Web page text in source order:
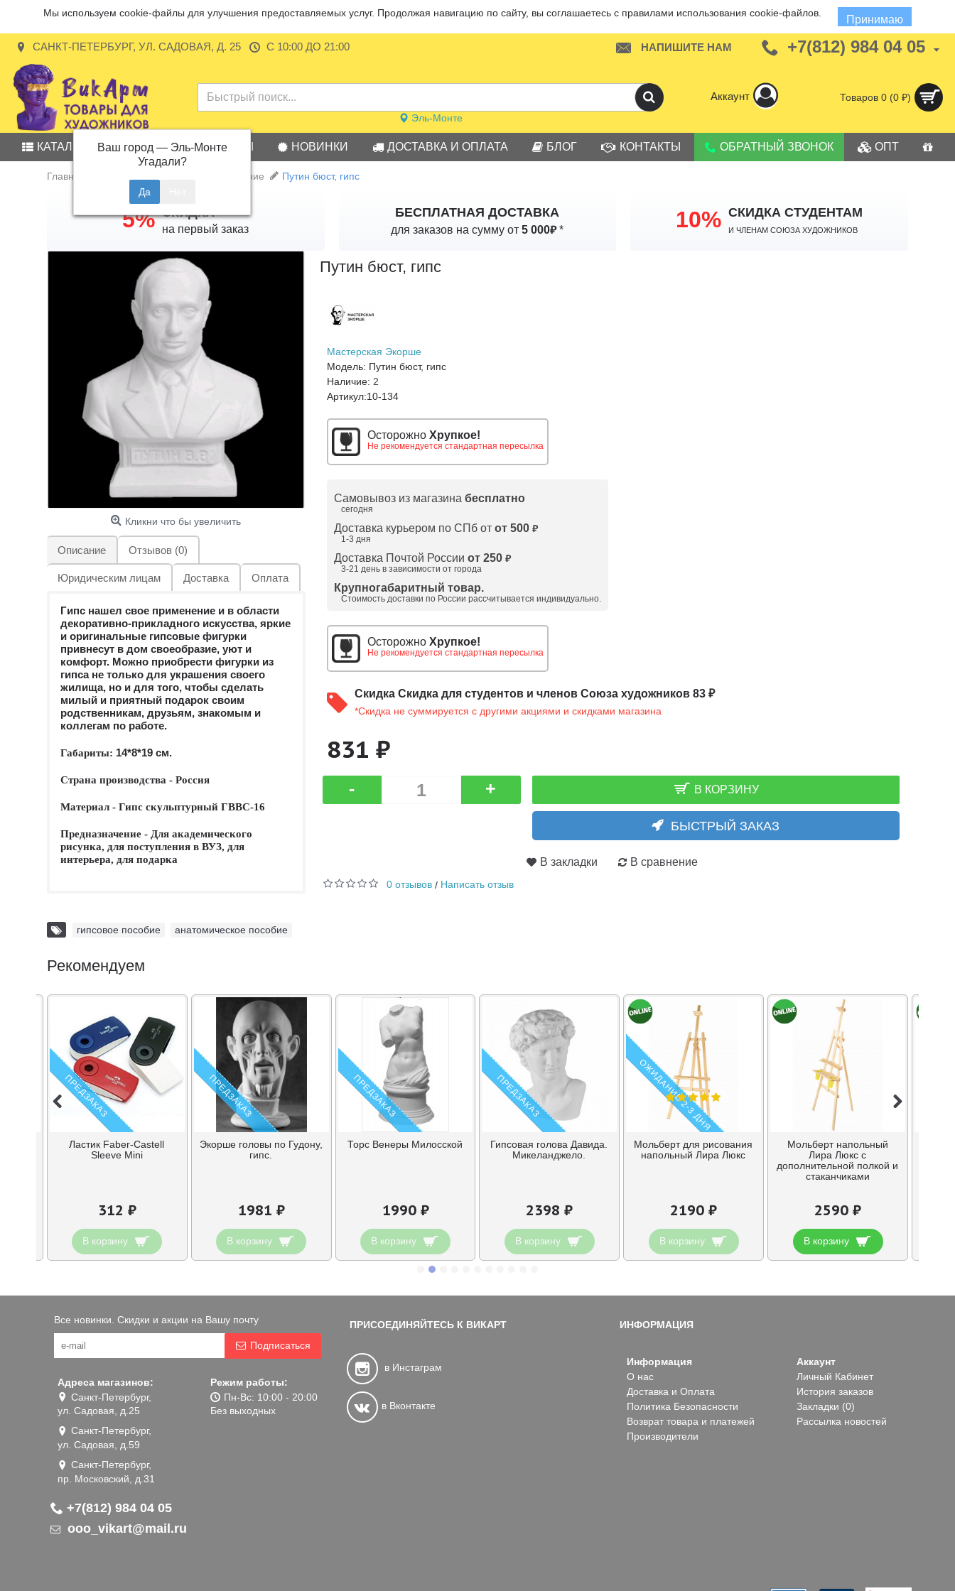
Мы используем cookie-файлы для улучшения предоставляемых услуг. Продолжая навигацию по сайту, вы соглашаетесь с правилами использования cookie-файлов.
Принимаю
САНКТ-ПЕТЕРБУРГ, УЛ. САДОВАЯ, Д. 25 С 10:00 ДО 21:00 НАПИШИТЕ НАМ +7(812) 984 04 05
Эль-Монте
Ваш город — Эль-Монте
Угадали?
Аккаунт Товаров 0 (0 ₽)
КАТАЛОГ АКЦИИ БРЕНДЫ НОВИНКИ ДОСТАВКА И ОПЛАТА БЛОГ КОНТАКТЫ ОБРАТНЫЙ ЗВОНОК ОПТ
Главная Учебные пособия и оборудование Путин бюст, гипс
5% СКИДКА
на первый заказ
БЕСПЛАТНАЯ ДОСТАВКА
для заказов на сумму от5 000₽* 10% СКИДКА СТУДЕНТАМ
И членам Союза Художников
Кликни что бы увеличить
Описание Отзывов (0)
Юридическим лицам Доставка Оплата
Гипс нашел свое применение и в области
декоративно-прикладного искусства, яркие
и оригинальные гипсовые фигурки
привнесут в дом своеобразие, уют и
комфорт. Можно приобрести фигурки из
гипса не только для украшения своего
жилища, но и для того, чтобы сделать
милый и приятный подарок своим
родственникам, друзьям, знакомым и
коллегам по работе.
Габариты: 14*8*19 см.
Страна производства - Россия
Материал - Гипс скульптурный ГВВС-16
Предназначение - Для академического
рисунка, для поступления в ВУЗ, для
интерьера, для подарка
Путин бюст, гипс
Мастерская Экорше
Модель: Путин бюст, гипс
Наличие: 2
Артикул:10-134
Осторожно Хрупкое!
Не рекомендуется стандартная пересылка
Самовывоз из магазина бесплатно
сегодня
Доставка курьером по СПб от от 500 ₽
1-3 дня
Доставка Почтой России от 250 ₽
3-21 день в зависимости от города
Крупногабаритный товар.
Стоимость доставки по России рассчитывается индивидуально.
Осторожно Хрупкое!
Не рекомендуется стандартная пересылка
Скидка Скидка для студентов и членов Союза художников 83 ₽
*Скидка не суммируется с другими акциями и скидками магазина
831 ₽
- + В КОРЗИНУ
БЫСТРЫЙ ЗАКАЗ
В закладки В сравнение
0 отзывов/ Написать отзыв
гипсовое пособие анатомическое пособие
Рекомендуем
ПРЕДЗАКАЗ
Ластик Faber-Castell
Sleeve Mini
312 ₽
В корзину
ПРЕДЗАКАЗ
Экорше головы по Гудону,
гипс.
1981 ₽
В корзину
ПРЕДЗАКАЗ
Торс Венеры Милосской
1990 ₽
В корзину
ПРЕДЗАКАЗ
Гипсовая голова Давида.
Микеланджело.
2398 ₽
В корзину
ОЖИДАНИЕ 2-3 ДНЯ
Мольберт для рисования
напольный Лира Люкс
2190 ₽
В корзину
Мольберт напольный
Лира Люкс с
дополнительной полкой и
стаканчиками
2590 ₽
В корзину
Все новинки. Скидки и акции на Вашу почту
Подписаться
Адреса магазинов:
Санкт-Петербург,
ул. Садовая, д.25
Санкт-Петербург,
ул. Садовая, д.59
Санкт-Петербург,
пр. Московский, д.31
Режим работы:
Пн-Вс: 10:00 - 20:00
Без выходных
+7(812) 984 04 05
ooo_vikart@mail.ru
ПРИСОЕДИНЯЙТЕСЬ К ВИКАРТ
в Инстаграм
в Вконтакте
ИНФОРМАЦИЯ
Информация
О нас
Доставка и Оплата
Политика Безопасности
Возврат товара и платежей
Производители
Аккаунт
Личный Кабинет
История заказов
Закладки (0)
Рассылка новостей